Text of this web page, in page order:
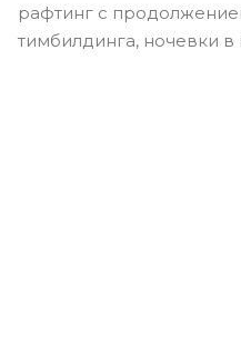
рафтинг с
тимбилдинга, ночевки в